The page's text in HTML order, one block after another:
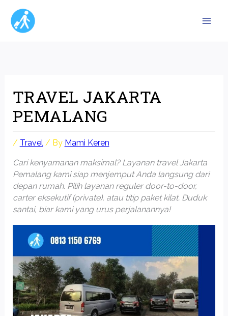
content
TRAVEL JAKARTA
PEMALANG
/ Travel/ By Mami Keren
Cari kenyamanan maksimal? Layanan travel Jakarta
Pemalang kami siap menjemput Anda langsung dari
depan rumah. Pilih layanan reguler door-to-door,
carter eksekutif (private), atau titip paket kilat. Duduk
santai, biar kami yang urus perjalanannya!